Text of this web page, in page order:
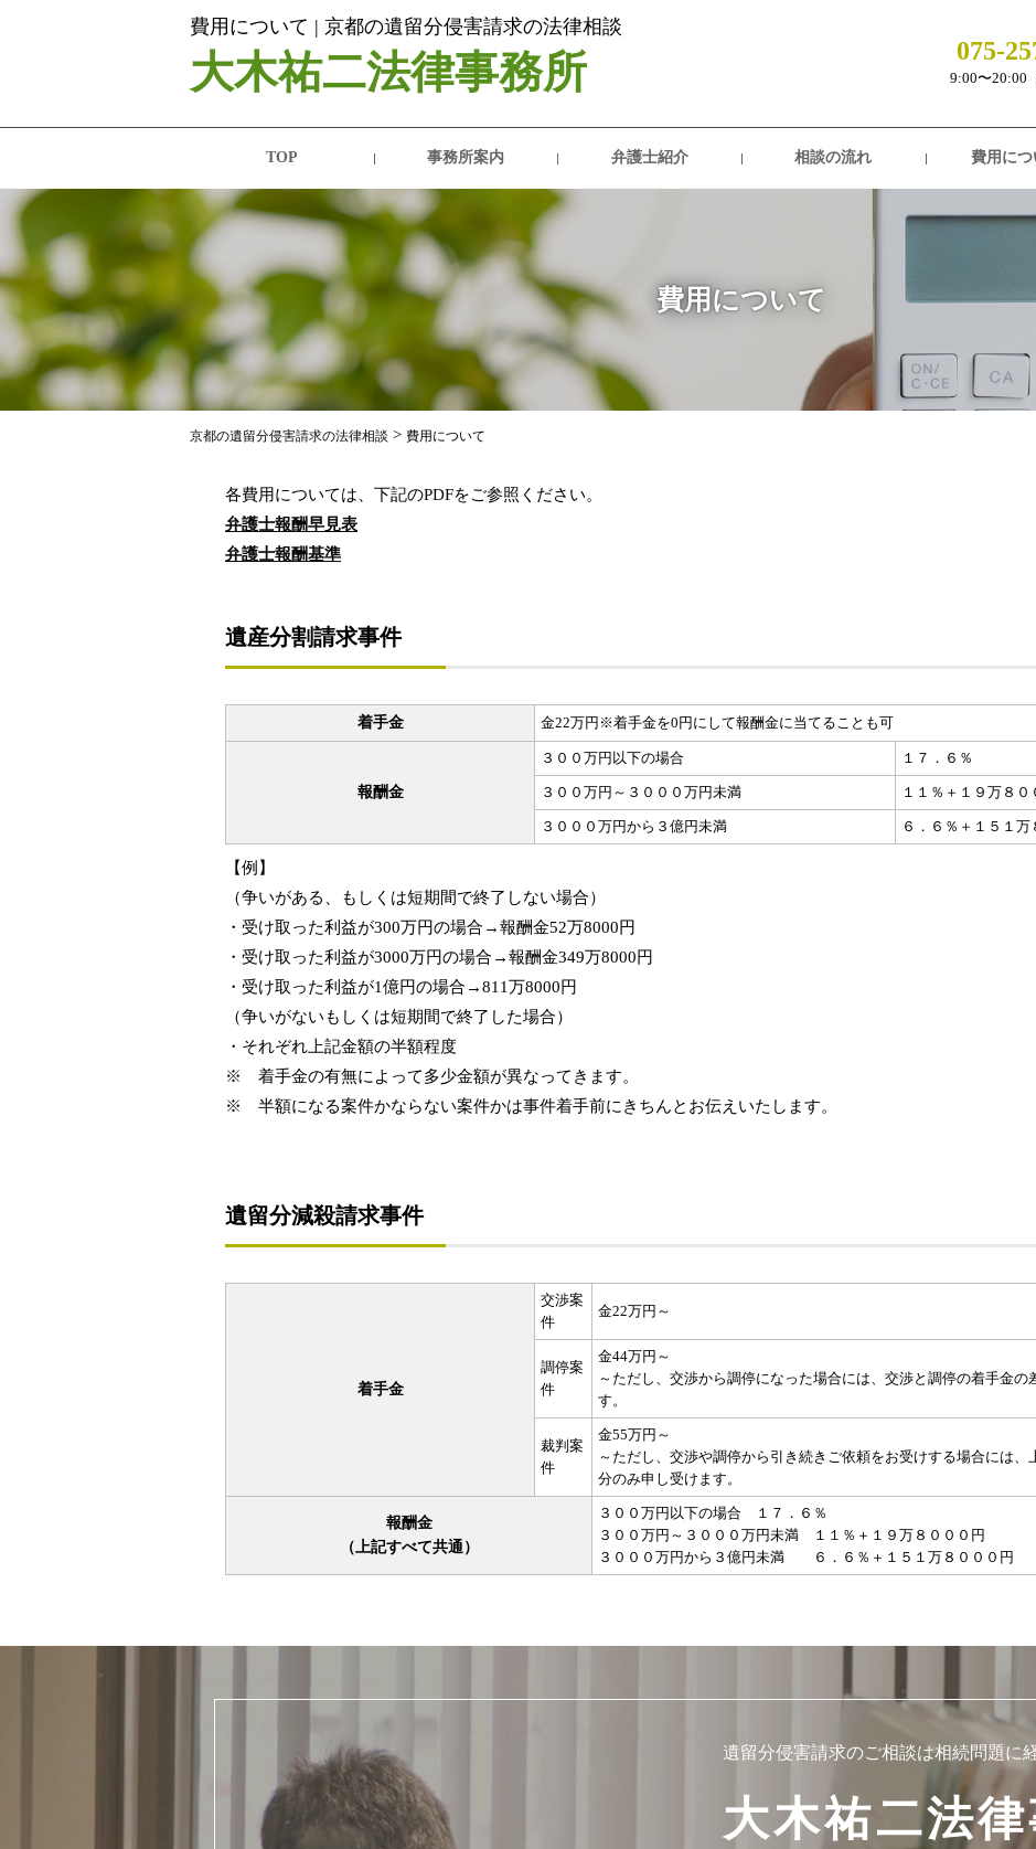
費用について | 京都の遺留分侵害請求の法律相談
大木祐二法律事務所 075-
9:00〜20:00
TOP 事務所案内 弁護士紹介 相談の流れ 費用につ
費用について
京都の遺留分侵害請求の法律相談 > 費用について
各費用については、下記のPDFをご参照ください。
弁護士報酬早見表
弁護士報酬基準
遺産分割請求事件
着手金 金22万円※着手金を0円にして報酬金に当てることも可
報酬金
３００万円以下の場合 １７．６％
３００万円～３０００万円未満 １１％＋１９万８０
３０００万円から３億円未満 ６．６％＋１５１万
【例】
（争いがある、もしくは短期間で終了しない場合）
・受け取った利益が300万円の場合→報酬金52万8000円
・受け取った利益が3000万円の場合→報酬金349万8000円
・受け取った利益が1億円の場合→811万8000円
（争いがないもしくは短期間で終了した場合）
・それぞれ上記金額の半額程度
※ 着手金の有無によって多少金額が異なってきます。
※ 半額になる案件かならない案件かは事件着手前にきちんとお伝えいたします。
遺留分減殺請求事件
着手金
交渉案
件
金22万円～
調停案
件
金44万円～
～ただし、交渉から調停になった場合には、交渉と調停の着手金の
す。
裁判案
件
金55万円～
～ただし、交渉や調停から引き続きご依頼をお受けする場合には、
分のみ申し受けます。
報酬金
（上記すべて共通）
３００万円以下の場合 １７．６％
３００万円～３０００万円未満 １１％＋１９万８０００円
３０００万円から３億円未満 ６．６％＋１５１万８０００円
遺留分侵害請求のご相談は相続問題に
大木祐二法